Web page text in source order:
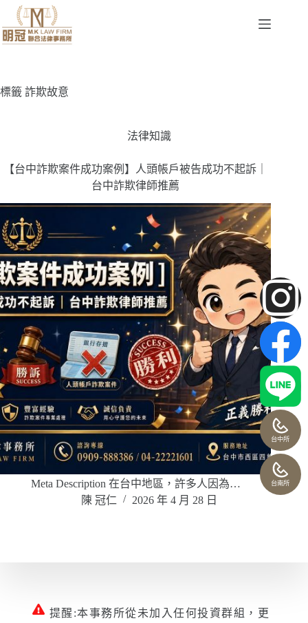
標籤 詐欺故意
法律知識
【台中詐欺案件成功案例】人頭帳戶被告成功不起訴｜
台中詐欺律師推薦
Meta Description 在台中地區，許多人因為…
陳 冠仁
2026 年 4 月 28 日
提醒:本事務所從未加入任何投資群組，更
台中所
台南所